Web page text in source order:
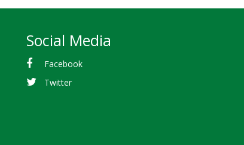
Social Media
Facebook
Twitter